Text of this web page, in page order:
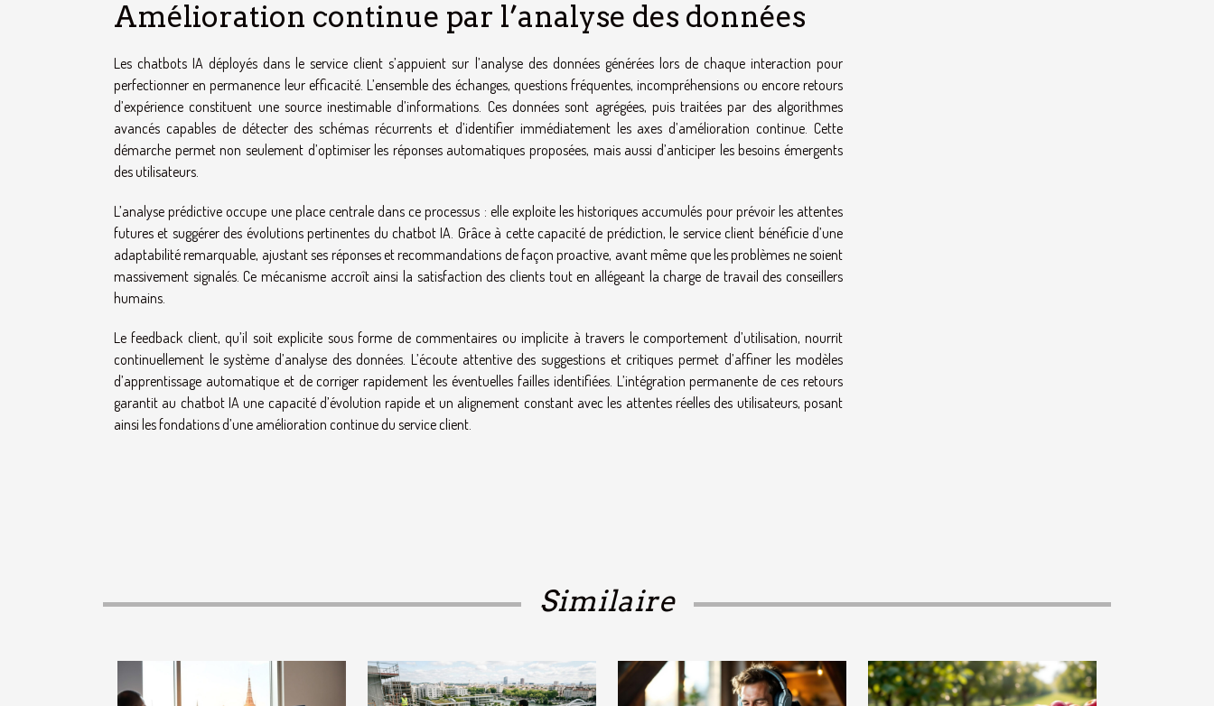
Amélioration continue par l’analyse des données
Les chatbots IA déployés dans le service client s’appuient sur l’analyse des données générées lors de chaque interaction pour
perfectionner en permanence leur efficacité. L’ensemble des échanges, questions fréquentes, incompréhensions ou encore retours
d’expérience constituent une source inestimable d’informations. Ces données sont agrégées, puis traitées par des algorithmes
avancés capables de détecter des schémas récurrents et d’identifier immédiatement les axes d’amélioration continue. Cette
démarche permet non seulement d’optimiser les réponses automatiques proposées, mais aussi d’anticiper les besoins émergents
des utilisateurs.
L’analyse prédictive occupe une place centrale dans ce processus : elle exploite les historiques accumulés pour prévoir les attentes
futures et suggérer des évolutions pertinentes du chatbot IA. Grâce à cette capacité de prédiction, le service client bénéficie d’une
adaptabilité remarquable, ajustant ses réponses et recommandations de façon proactive, avant même que les problèmes ne soient
massivement signalés. Ce mécanisme accroît ainsi la satisfaction des clients tout en allégeant la charge de travail des conseillers
humains.
Le feedback client, qu’il soit explicite sous forme de commentaires ou implicite à travers le comportement d’utilisation, nourrit
continuellement le système d’analyse des données. L’écoute attentive des suggestions et critiques permet d’affiner les modèles
d’apprentissage automatique et de corriger rapidement les éventuelles failles identifiées. L’intégration permanente de ces retours
garantit au chatbot IA une capacité d’évolution rapide et un alignement constant avec les attentes réelles des utilisateurs, posant
ainsi les fondations d’une amélioration continue du service client.
Similaire